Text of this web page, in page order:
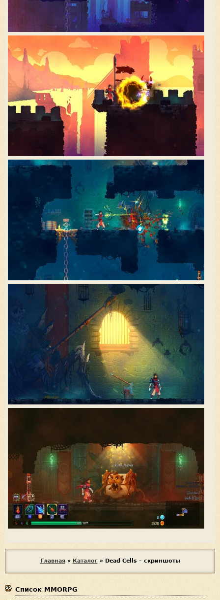
ы
з
Главная » Каталог » Dead Cells – скриншоты
Список MMORPG